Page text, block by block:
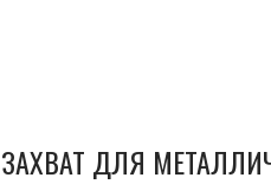
ЗАХВАТ ДЛЯ